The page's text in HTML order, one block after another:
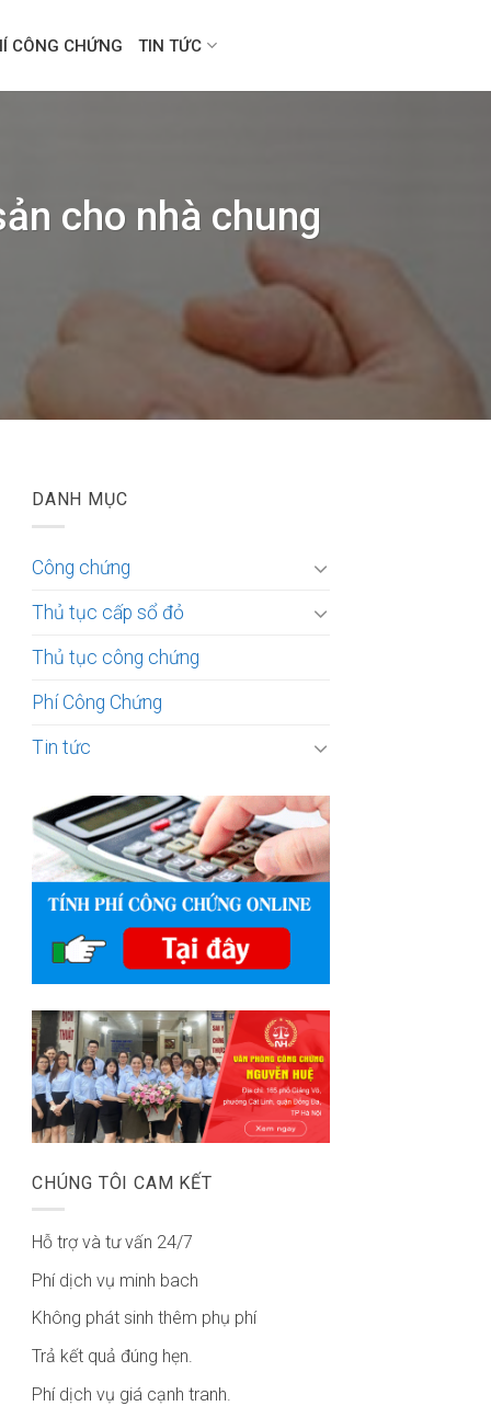
CÔNG CHỨNG TIN TỨC
cho nhà chung
DANH MỤC
Công chứng
Thủ tục cấp sổ đỏ
Thủ tục công chứng
Phí Công Chứng
Tin tức
CHÚNG TÔI CAM KẾT
Hỗ trợ và tư vấn 24/7
Phí dịch vụ minh bach
Không phát sinh thêm phụ phí
Trả kết quả đúng hẹn.
Phí dịch vụ giá cạnh tranh.